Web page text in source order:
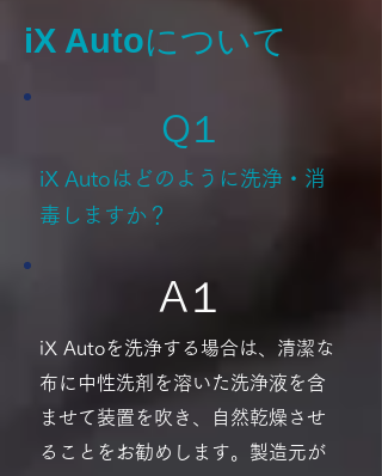
iX Autoについて
​Q１
iX Autoはどのように洗浄・消
毒しますか？
A１
iX Autoを洗浄する場合は、清潔な
布に中性洗剤を溶いた洗浄液を含
ませて装置を吹き、自然​乾燥させ
ることをお勧めします。製造元が